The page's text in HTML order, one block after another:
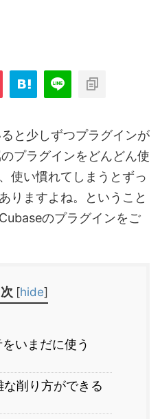
と少しずつプラグインが
プラグインをどんどん使
使い慣れてしまうとずっ
りますよね。ということ
のプラグインをご
[hide]
いまだに使う
削り方ができる